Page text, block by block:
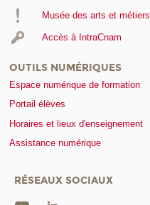
Musée des arts et métiers
Accès à IntraCnam
OUTILS NUMÉRIQUES
Espace numérique de formation
Portail élèves
Horaires et lieux d'enseignement
Assistance numérique
RÉSEAUX SOCIAUX